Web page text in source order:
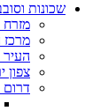
וסובב ירושלים
מזרח ירושלים
מרכז העיר
העיר העתיקה
צפון ירושלים
דרום ירושלים